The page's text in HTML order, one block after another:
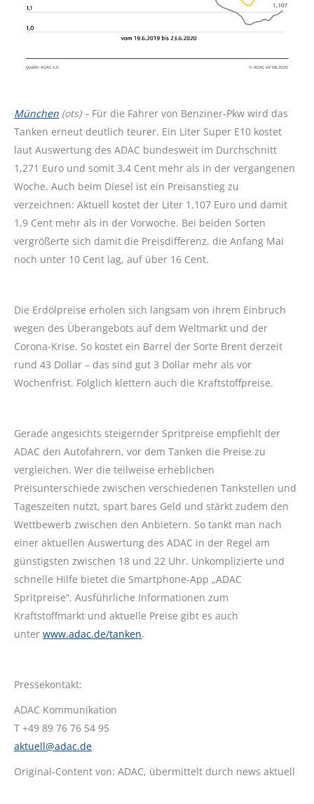
München (ots) – Für die Fahrer von Benziner-Pkw wird das
Tanken erneut deutlich teurer. Ein Liter Super E10 kostet
laut Auswertung des ADAC bundesweit im Durchschnitt
1,271 Euro und somit 3,4 Cent mehr als in der vergangenen
Woche. Auch beim Diesel ist ein Preisanstieg zu
verzeichnen: Aktuell kostet der Liter 1,107 Euro und damit
1,9 Cent mehr als in der Vorwoche. Bei beiden Sorten
vergrößerte sich damit die Preisdifferenz, die Anfang Mai
noch unter 10 Cent lag, auf über 16 Cent.
Die Erdölpreise erholen sich langsam von ihrem Einbruch
wegen des Überangebots auf dem Weltmarkt und der
Corona-Krise. So kostet ein Barrel der Sorte Brent derzeit
rund 43 Dollar – das sind gut 3 Dollar mehr als vor
Wochenfrist. Folglich klettern auch die Kraftstoffpreise.
Gerade angesichts steigernder Spritpreise empfiehlt der
ADAC den Autofahrern, vor dem Tanken die Preise zu
vergleichen. Wer die teilweise erheblichen
Preisunterschiede zwischen verschiedenen Tankstellen und
Tageszeiten nutzt, spart bares Geld und stärkt zudem den
Wettbewerb zwischen den Anbietern. So tankt man nach
einer aktuellen Auswertung des ADAC in der Regel am
günstigsten zwischen 18 und 22 Uhr. Unkomplizierte und
schnelle Hilfe bietet die Smartphone-App „ADAC
Spritpreise“. Ausführliche Informationen zum
Kraftstoffmarkt und aktuelle Preise gibt es auch
unter www.adac.de/tanken.
Pressekontakt:
ADAC Kommunikation
T +49 89 76 76 54 95
aktuell@adac.de
Original-Content von: ADAC, übermittelt durch news aktuell